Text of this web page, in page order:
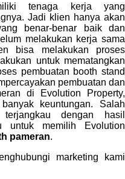
tenaga kerja yang
Jadi klien hanya akan
benar-benar baik dan
melakukan kerja sama
bisa melakukan proses
untuk mematangkan
pembuatan booth stand
pembuatan dan
di Evolution Property,
keuntungan. Salah
dengan hasil
untuk memilih Evolution
pameran.
marketing kami